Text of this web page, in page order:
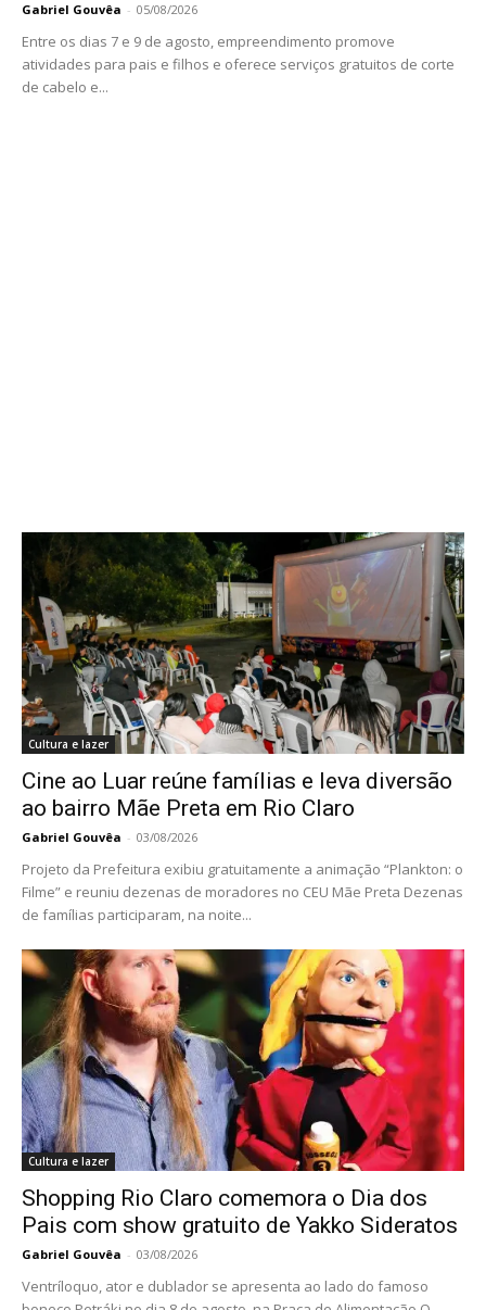
Gabriel Gouvêa - 05/08/2026
Entre os dias 7 e 9 de agosto, empreendimento promove
atividades para pais e filhos e oferece serviços gratuitos de corte
de cabelo e...
Cultura e lazer
Cine ao Luar reúne famílias e leva diversão
ao bairro Mãe Preta em Rio Claro
Gabriel Gouvêa - 03/08/2026
Projeto da Prefeitura exibiu gratuitamente a animação “Plankton: o
Filme” e reuniu dezenas de moradores no CEU Mãe Preta Dezenas
de famílias participaram, na noite...
Cultura e lazer
Shopping Rio Claro comemora o Dia dos
Pais com show gratuito de Yakko Sideratos
Gabriel Gouvêa - 03/08/2026
Ventríloquo, ator e dublador se apresenta ao lado do famoso